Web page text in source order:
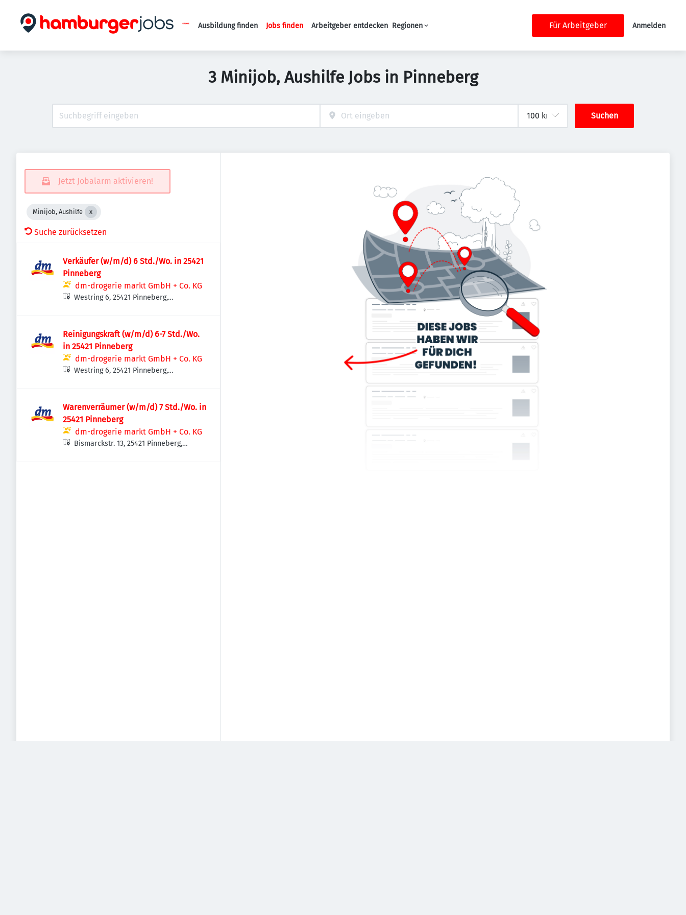
Haupt-Navigation
Ausbildung finden Jobs finden Arbeitgeber entdecken Regionen Für Arbeitgeber Anmelden
3 Minijob, Aushilfe Jobs in Pinneberg
Suchen
Jetzt Jobalarm aktivieren!
Minijob, Aushilfe
Suche zurücksetzen
Verkäufer (w/m/d) 6 Std./Wo. in 25421
Pinneberg
dm-drogerie markt GmbH + Co. KG
Westring 6, 25421 Pinneberg,
Reinigungskraft (w/m/d) 6-7 Std./Wo.
in 25421 Pinneberg
dm-drogerie markt GmbH + Co. KG
Westring 6, 25421 Pinneberg,
Warenverräumer (w/m/d) 7 Std./Wo. in
25421 Pinneberg
dm-drogerie markt GmbH + Co. KG
Bismarckstr. 13, 25421 Pinneberg,